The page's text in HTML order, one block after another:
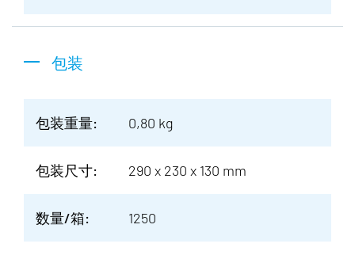
包装
包装重量: 0,80 kg
包装尺寸: 290 x 230 x 130 mm
数量/箱: 1250